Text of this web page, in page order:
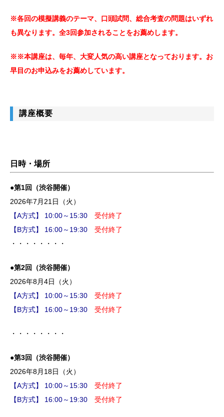
※各回の模擬講義のテーマ、口頭試問、総合考査の問題はいずれ
も異なります。全3回参加されることをお薦めします。
※※本講座は、毎年、大変人気の高い講座となっております。お
早目のお申込みをお薦めしています。
講座概要
日時・場所
●第1回（渋谷開催）
2026年7月21日（火）
【A方式】 10:00～15:30 受付終了
【B方式】 16:00～19:30 受付終了
・・・・・・・・
●第2回（渋谷開催）
2026年8月4日（火）
【A方式】 10:00～15:30 受付終了
【B方式】 16:00～19:30 受付終了
・・・・・・・・
●第3回（渋谷開催）
2026年8月18日（火）
【A方式】 10:00～15:30 受付終了
【B方式】 16:00～19:30 受付終了